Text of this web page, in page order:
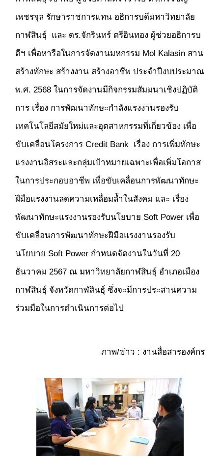
เพชรจุล รักษาราชการแทน อธิการบดีมหาวิทยาลัย
กาฬสินธุ์ และ ดร.จักรินทร์ ตรีอินทอง ผู้ช่วยอธิการบ
ดีฯ เพื่อหารือในการจัดงานมหกรรม Mol Kalasin สาน
สร้างทักษะ สร้างงาน สร้างอาชีพ ประจำปีงบประมาณ
พ.ศ. 2568 ในการจัดงานมีกิจกรรมสัมมนาเชิงปฏิบัติ
การ เรื่อง การพัฒนาทักษะกำลังแรงงานรองรับ
เทคโนโลยีสมัยใหม่และอุตสาหกรรมที่เกี่ยวข้อง เพื่อ
ขับเคลื่อนโครงการ Credit Bank เรื่อง การเพิ่มทักษะ
แรงงานอิสระและกลุ่มเป้าหมายเฉพาะเพื่อเพิ่มโอกาส
ในการประกอบอาชีพ เพื่อขับเคลื่อนการพัฒนาทักษะ
ฝีมือแรงงานลดความเหลื่อมล้ำในสังคม และ เรื่อง
พัฒนาทักษะแรงงานรองรับนโยบาย Soft Power เพื่อ
ขับเคลื่อนการพัฒนาทักษะฝีมือแรงงานรองรับ
นโยบาย Soft Power กำหนดจัดงานในวันที่ 20
ธันวาคม 2567 ณ มหาวิทยาลัยกาฬสินธุ์ อำเภอเมือง
กาฬสินธุ์ จังหวัดกาฬสินธุ์ ซึ่งจะมีการประสานความ
ร่วมมือในการดำเนินการต่อไป
ภาพ/ข่าว : งานสื่อสารองค์กร